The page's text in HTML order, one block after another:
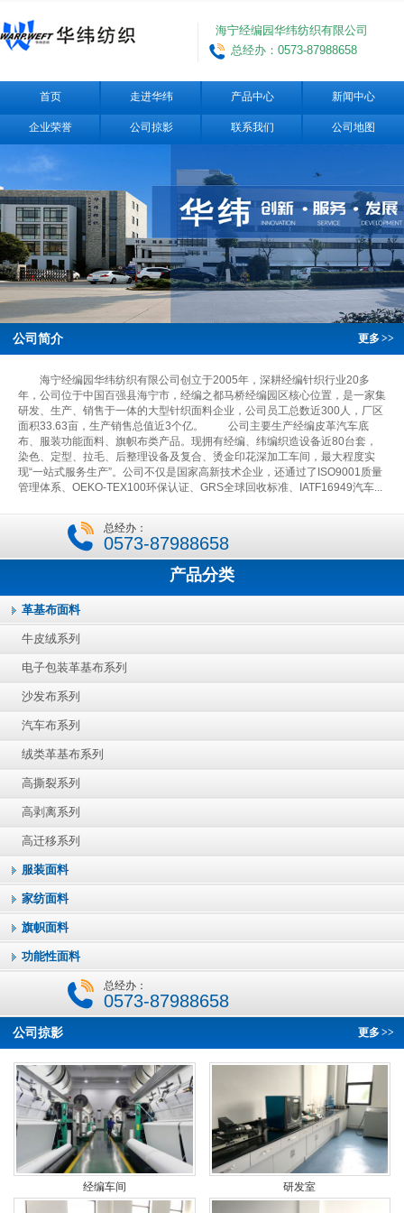
海宁经编园华纬纺织有限公司
总经办：0573-87988658
首页 走进华纬 产品中心 新闻中心
企业荣誉 公司掠影 联系我们 公司地图
更多>>
公司简介
海宁经编园华纬纺织有限公司创立于2005年，深耕经编针织行业20多
年，公司位于中国百强县海宁市，经编之都马桥经编园区核心位置，是一家集
研发、生产、销售于一体的大型针织面料企业，公司员工总数近300人，厂区
面积33.63亩，生产销售总值近3个亿。 公司主要生产经编皮革汽车底
布、服装功能面料、旗帜布类产品。现拥有经编、纬编织造设备近80台套，
染色、定型、拉毛、后整理设备及复合、烫金印花深加工车间，最大程度实
现“一站式服务生产”。公司不仅是国家高新技术企业，还通过了ISO9001质量
管理体系、OEKO-TEX100环保认证、GRS全球回收标准、IATF16949汽车...
总经办：
0573-87988658
产品分类
革基布面料
牛皮绒系列
电子包装革基布系列
沙发布系列
汽车布系列
绒类革基布系列
高撕裂系列
高剥离系列
高迁移系列
服装面料
家纺面料
旗帜面料
功能性面料
总经办：
0573-87988658
更多>>
公司掠影
经编车间 研发室